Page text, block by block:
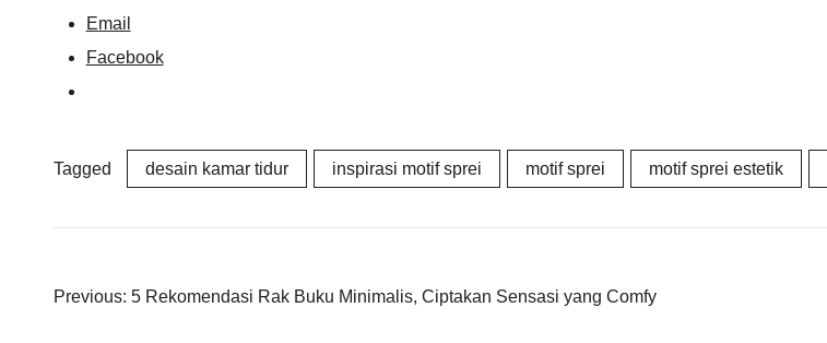
Email
Facebook
Tagged desain kamar tidur inspirasi motif sprei motif sprei motif sprei estetik
Post
Previous: 5 Rekomendasi Rak Buku Minimalis, Ciptakan Sensasi yang Comfy